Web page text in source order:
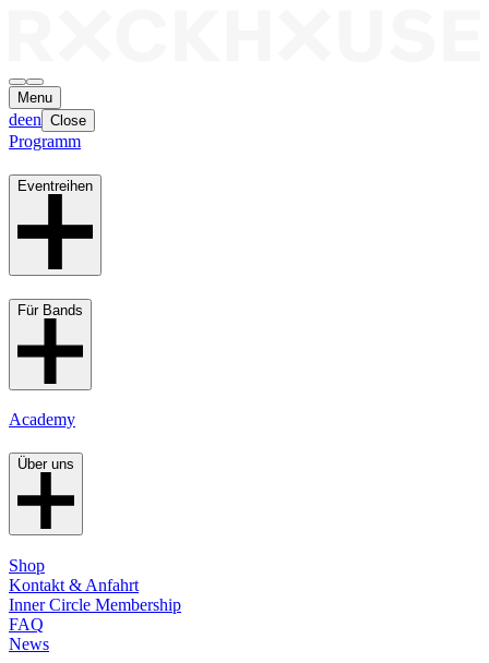
Menu
deen Close
Programm
Eventreihen
Für Bands
Academy
Über uns
Shop
Kontakt & Anfahrt
Inner Circle Membership
FAQ
News